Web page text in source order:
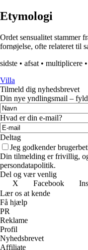
Etymologi
Ordet sensualitet stammer
fornøjelse, ofte relateret til
sidste • afsat • multiplicere •
Villa
Tilmeld dig nyhedsbrevet
Din nye yndlingsmail –
Hvad er din e-mail?
Deltag
Jeg godkender
Din tilmelding er frivillig,
persondatapolitik.
Del og vær venlig
X
Facebook
Lær os at kende
Få hjælp
PR
Reklame
Profil
Nyhedsbrevet
Affiliate